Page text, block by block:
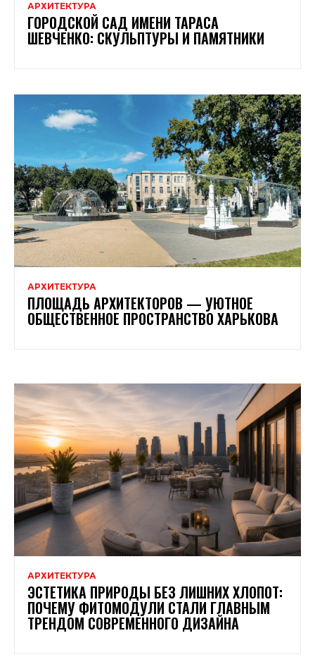
АРХИТЕКТУРА
ГОРОДСКОЙ САД ИМЕНИ ТАРАСА
ШЕВЧЕНКО: СКУЛЬПТУРЫ И ПАМЯТНИКИ
АРХИТЕКТУРА
ПЛОЩАДЬ АРХИТЕКТОРОВ — УЮТНОЕ
ОБЩЕСТВЕННОЕ ПРОСТРАНСТВО ХАРЬКОВА
АРХИТЕКТУРА
ЭСТЕТИКА ПРИРОДЫ БЕЗ ЛИШНИХ ХЛОПОТ:
ПОЧЕМУ ФИТОМОДУЛИ СТАЛИ ГЛАВНЫМ
ТРЕНДОМ СОВРЕМЕННОГО ДИЗАЙНА